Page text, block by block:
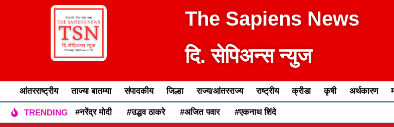
The Sapiens News
दि. सेपिअन्स न्युज
आंतरराष्ट्रीय ताज्या बातम्या संपादकीय जिल्हा राज्य/आंतरराज्य राष्ट्रीय क्रीडा कृषी अर्थकारण
TRENDING #नरेंद्र मोदी #उद्धव ठाकरे #अजित पवार #एकनाथ शिंदे